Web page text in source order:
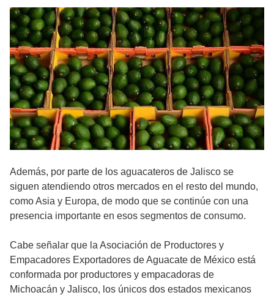
Además, por parte de los aguacateros de Jalisco se
siguen atendiendo otros mercados en el resto del mundo,
como Asia y Europa, de modo que se continúe con una
presencia importante en esos segmentos de consumo.
Cabe señalar que la Asociación de Productores y
Empacadores Exportadores de Aguacate de México está
conformada por productores y empacadoras de
Michoacán y Jalisco, los únicos dos estados mexicanos